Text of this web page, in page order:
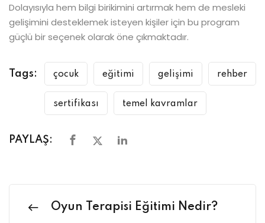
Dolayısıyla hem bilgi birikimini artırmak hem de mesleki
gelişimini desteklemek isteyen kişiler için bu program
güçlü bir seçenek olarak öne çıkmaktadır.
Tags: çocuk eğitimi gelişimi rehber
sertifikası temel kavramlar
PAYLAŞ:
Oyun Terapisi Eğitimi Nedir?